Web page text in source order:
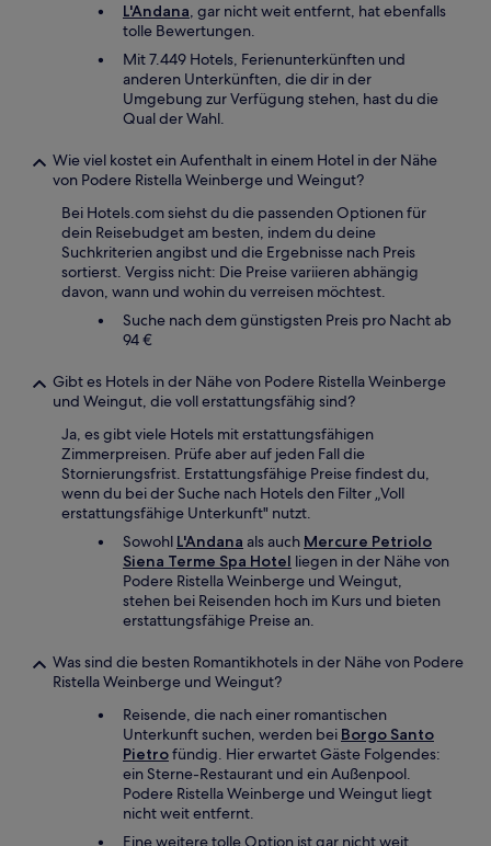
L'Andana, gar nicht weit entfernt, hat ebenfalls
tolle Bewertungen.
Mit 7.449 Hotels, Ferienunterkünften und
anderen Unterkünften, die dir in der
Umgebung zur Verfügung stehen, hast du die
Qual der Wahl.
Wie viel kostet ein Aufenthalt in einem Hotel in der Nähe
von Podere Ristella Weinberge und Weingut?
Bei Hotels.com siehst du die passenden Optionen für
dein Reisebudget am besten, indem du deine
Suchkriterien angibst und die Ergebnisse nach Preis
sortierst. Vergiss nicht: Die Preise variieren abhängig
davon, wann und wohin du verreisen möchtest.
Suche nach dem günstigsten Preis pro Nacht ab
94 €
Gibt es Hotels in der Nähe von Podere Ristella Weinberge
und Weingut, die voll erstattungsfähig sind?
Ja, es gibt viele Hotels mit erstattungsfähigen
Zimmerpreisen. Prüfe aber auf jeden Fall die
Stornierungsfrist. Erstattungsfähige Preise findest du,
wenn du bei der Suche nach Hotels den Filter „Voll
erstattungsfähige Unterkunft" nutzt.
Sowohl L'Andana als auch Mercure Petriolo
Siena Terme Spa Hotel liegen in der Nähe von
Podere Ristella Weinberge und Weingut,
stehen bei Reisenden hoch im Kurs und bieten
erstattungsfähige Preise an.
Was sind die besten Romantikhotels in der Nähe von Podere
Ristella Weinberge und Weingut?
Reisende, die nach einer romantischen
Unterkunft suchen, werden bei Borgo Santo
Pietrofündig. Hier erwartet Gäste Folgendes:
ein Sterne-Restaurant und ein Außenpool.
Podere Ristella Weinberge und Weingut liegt
nicht weit entfernt.
Eine weitere tolle Option ist gar nicht weit